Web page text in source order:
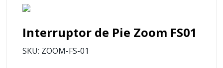
Interruptor de Pie Zoom FS01
SKU: ZOOM-FS-01